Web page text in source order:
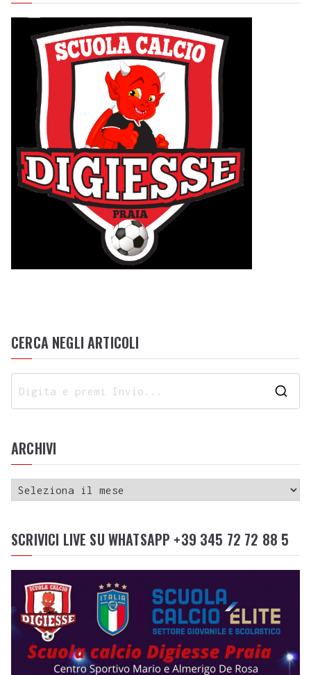
CERCA NEGLI ARTICOLI
ARCHIVI
SCRIVICI LIVE SU WHATSAPP +39 345 72 72 88 5